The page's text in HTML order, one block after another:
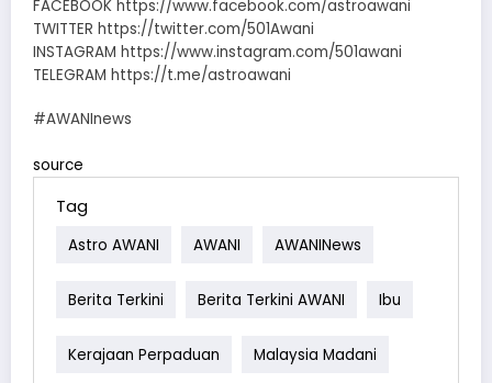
FACEBOOK https://www.facebook.com/astroawani
TWITTER https://twitter.com/501Awani
INSTAGRAM https://www.instagram.com/501awani
TELEGRAM https://t.me/astroawani
#AWANInews
source
Tag
Astro AWANI AWANI AWANINews
Berita Terkini Berita Terkini AWANI Ibu
Kerajaan Perpaduan Malaysia Madani